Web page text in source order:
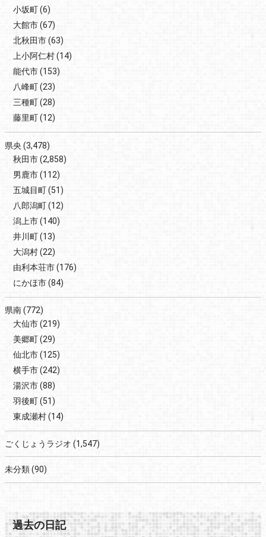
小坂町(6)
大館市(67)
北秋田市(63)
上小阿仁村(14)
能代市(153)
八峰町(23)
三種町(28)
藤里町(12)
県央 (3,478)
秋田市(2,858)
男鹿市(112)
五城目町(51)
八郎潟町(12)
潟上市(140)
井川町(13)
大潟村(22)
由利本荘市(176)
にかほ市(84)
県南(772)
大仙市(219)
美郷町(29)
仙北市(125)
横手市(242)
湯沢市(88)
羽後町(51)
東成瀬村(14)
ごくじょうラジオ (1,547)
未分類(90)
過去の日記